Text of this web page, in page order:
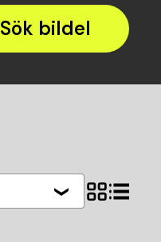
Sök bildel